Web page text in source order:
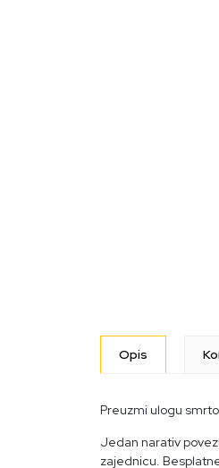
Opis
Preuzmi ulogu
Jedan narativ
zajednicu.